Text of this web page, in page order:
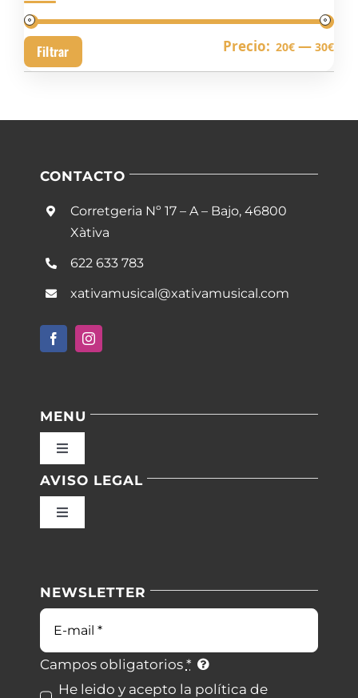
Filtrar Precio: 20€ — 30€
CONTACTO
Corretgeria Nº 17 – A – Bajo, 46800
Xàtiva
622 633 783
xativamusical@xativamusical.com
MENU
Toggle
Inicio
Blog
Contacto
AVISO LEGAL
Toggle
Condiciones de uso
Ley de cookies
NEWSLETTER
Correo
electrónico
Campos obligatorios *
He leido y acepto la política de